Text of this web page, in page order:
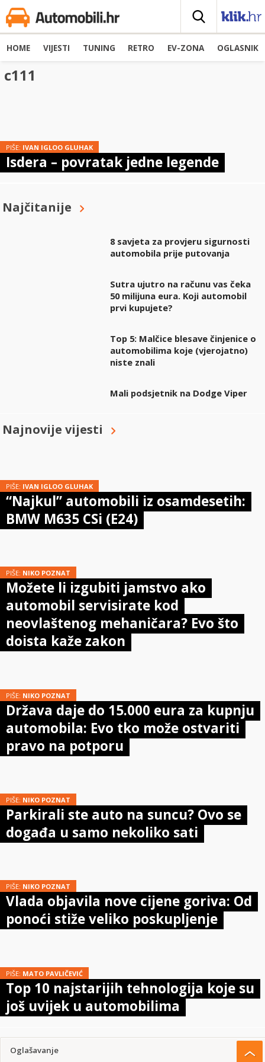
HOME VIJESTI TUNING RETRO EV-ZONA OGLASNIK
c111
PIŠE: IVAN IGLOO GLUHAK
Isdera – povratak jedne legende
Najčitanije
8 savjeta za provjeru sigurnosti
automobila prije putovanja
Sutra ujutro na računu vas čeka
50 milijuna eura. Koji automobil
prvi kupujete?
Top 5: Malčice blesave činjenice o
automobilima koje (vjerojatno)
niste znali
Mali podsjetnik na Dodge Viper
Najnovije vijesti
PIŠE: IVAN IGLOO GLUHAK
“Najkul” automobili iz osamdesetih:
BMW M635 CSi (E24)
PIŠE: NIKO POZNAT
Možete li izgubiti jamstvo ako
automobil servisirate kod
neovlaštenog mehaničara? Evo što
doista kaže zakon
PIŠE: NIKO POZNAT
Država daje do 15.000 eura za kupnju
automobila: Evo tko može ostvariti
pravo na potporu
PIŠE: NIKO POZNAT
Parkirali ste auto na suncu? Ovo se
događa u samo nekoliko sati
PIŠE: NIKO POZNAT
Vlada objavila nove cijene goriva: Od
ponoći stiže veliko poskupljenje
PIŠE: MATO PAVLIČEVIĆ
Top 10 najstarijih tehnologija koje su
još uvijek u automobilima
Oglašavanje